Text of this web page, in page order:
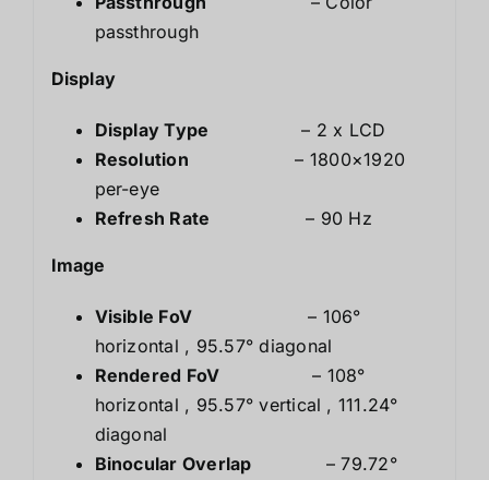
passthrough
Display
Display Type– 2 x LCD
Resolution– 1800×1920
per-eye
Refresh Rate
– 90 Hz
Image
Visible FoV– 106°
horizontal , 95.57° diagonal
Rendered FoV– 108°
horizontal , 95.57° vertical , 111.24°
diagonal
Binocular Overlap
– 79.72°